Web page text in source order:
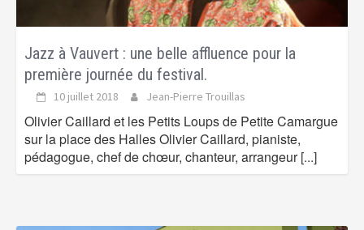
Jazz à Vauvert : une belle affluence pour la
première journée du festival.
10 juillet 2018 Jean-Pierre Trouillas
Olivier Caillard et les Petits Loups de Petite Camargue
sur la place des Halles Olivier Caillard, pianiste,
pédagogue, chef de chœur, chanteur, arrangeur[...]